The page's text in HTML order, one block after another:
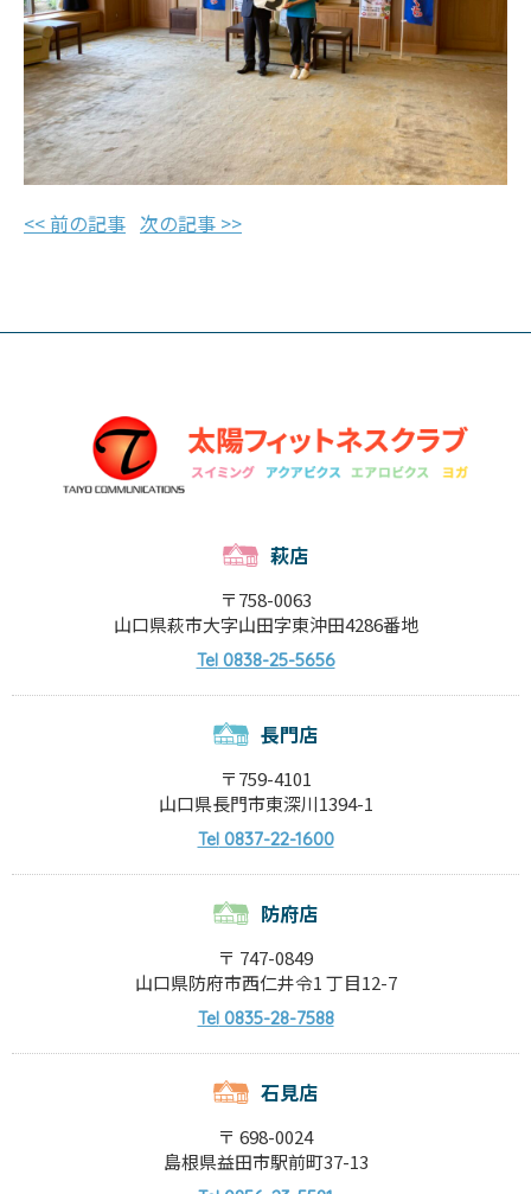
<< 前の記事 次の記事 >>
萩店
〒758-0063
山口県萩市大字山田字東沖田4286番地
Tel0838-25-5656
長門店
〒759-4101
山口県長門市東深川1394-1
Tel0837-22-1600
防府店
〒 747-0849
山口県防府市西仁井令1 丁目12-7
Tel0835-28-7588
石見店
〒 698-0024
島根県益田市駅前町37-13